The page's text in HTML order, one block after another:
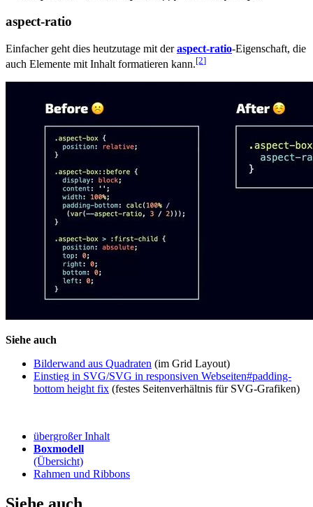
aspect-ratio
Einfacher geht dies heutzutage mit deraspect-ratio-Eigenschaft, die
auch Elemente mit Inhalt formatieren kann.[2]
Siehe auch
Bilderwand aus Quadraten (im Grid Layout)
Einstieg in SVG/SVG in responsiven Webseiten#padding-
bottom height fix (festes Seitenverhältnis für SVG-Grafiken)
übergroßer Inhalt
Boxmodell
(Übersicht)
Rahmen und Ribbons